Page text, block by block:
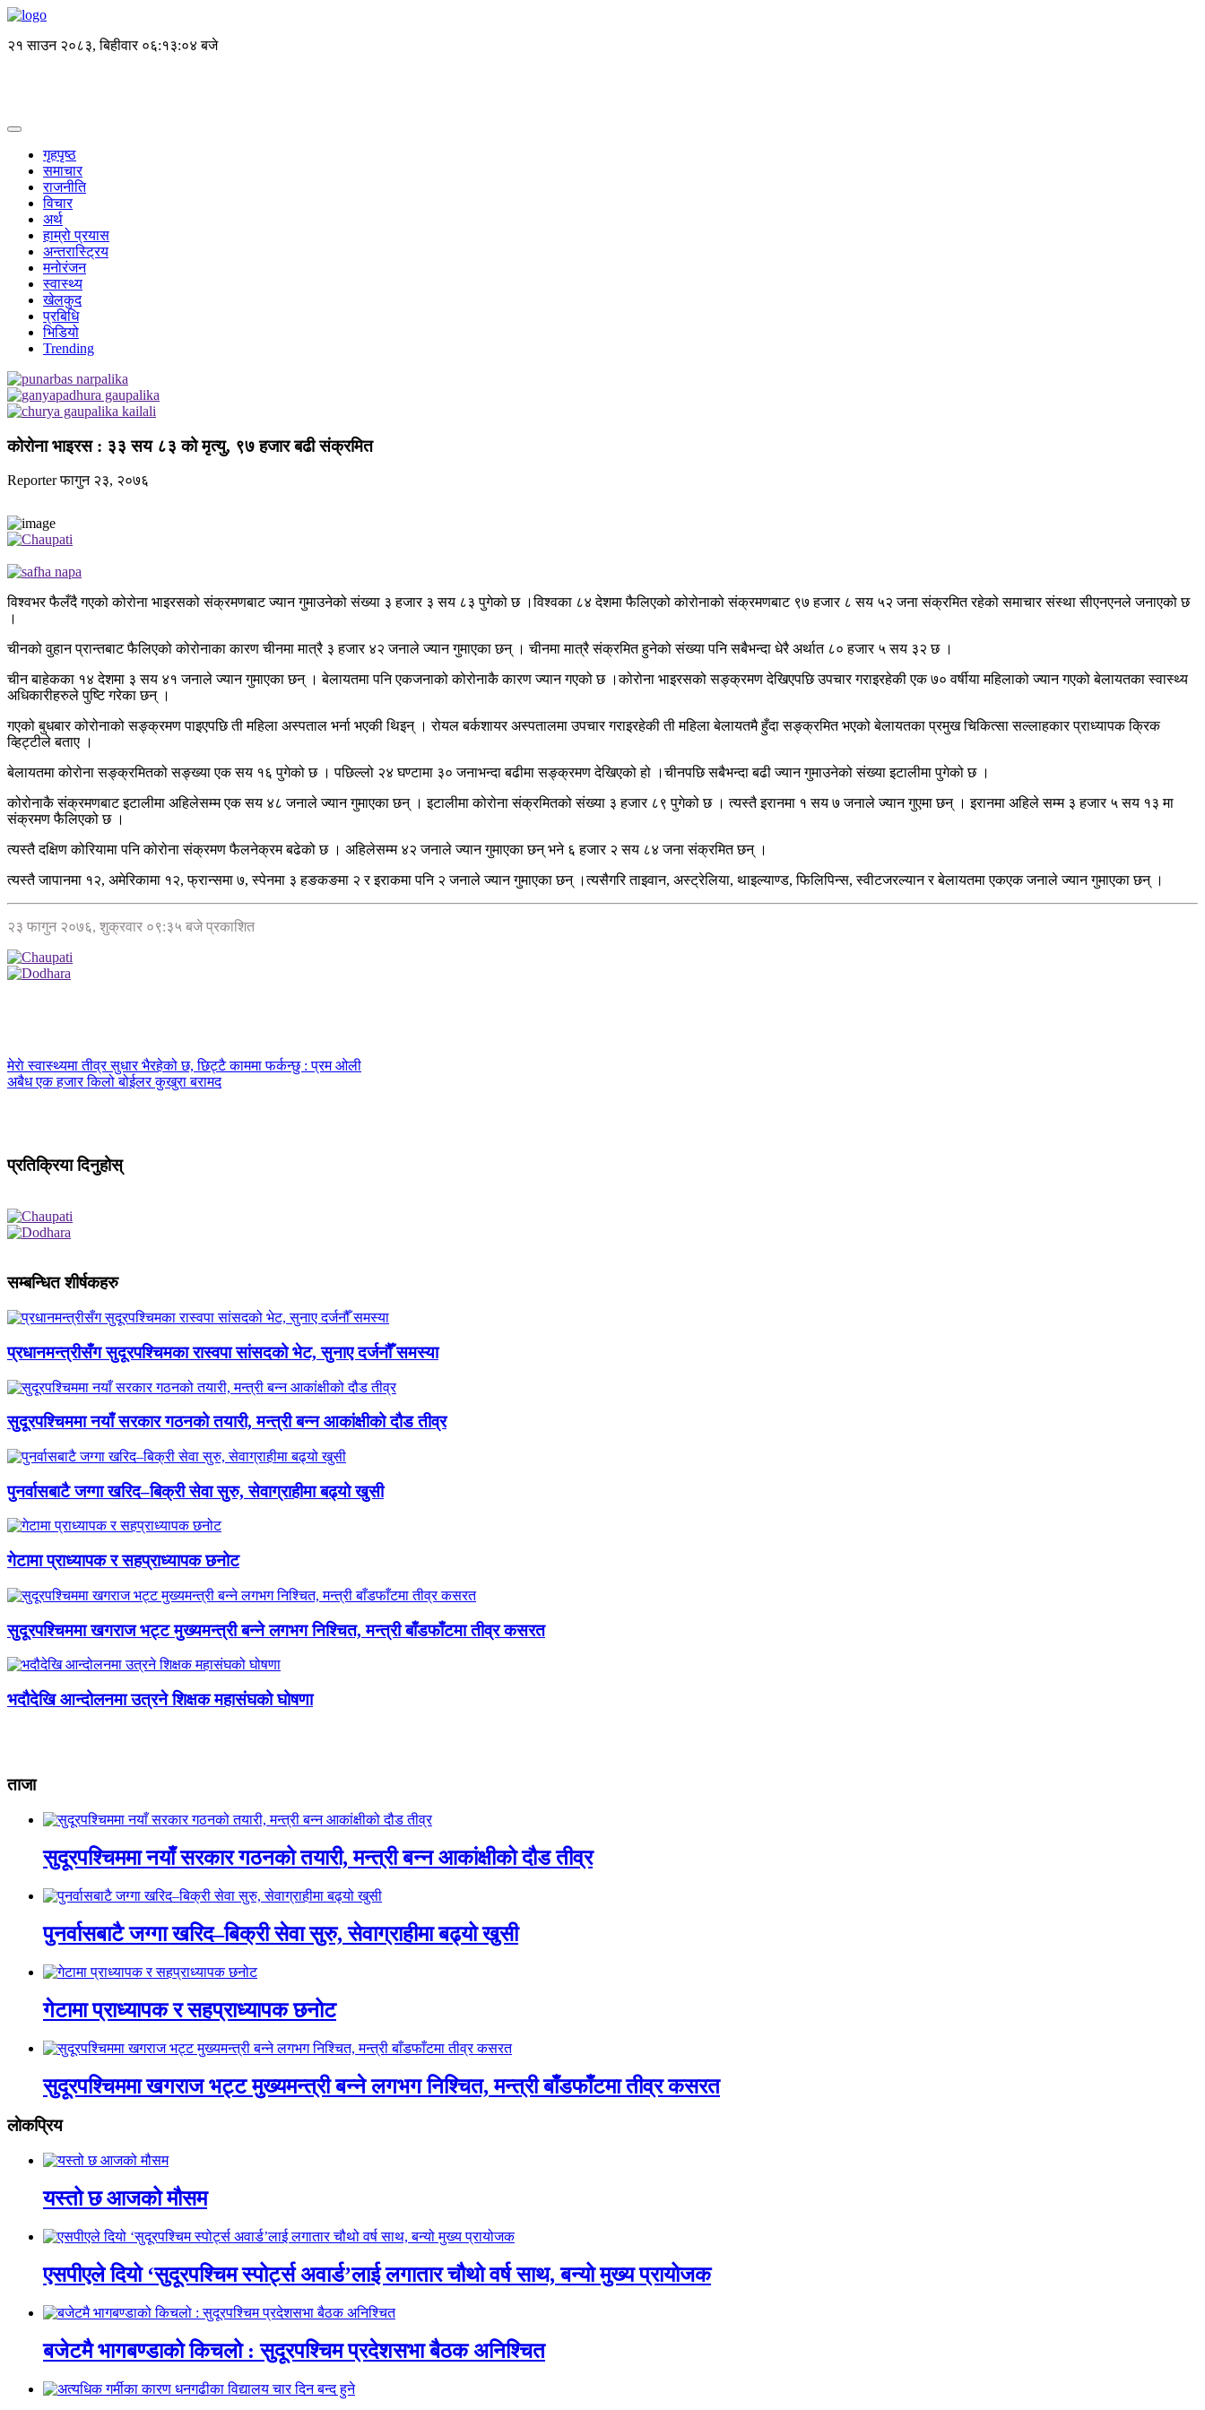
२१ साउन २०८३, बिहीवार ०६:१३:०५ बजे
गृहपृष्ठ
समाचार
राजनीति
विचार
अर्थ
हाम्रो प्रयास
अन्तरास्ट्रिय
मनोरंजन
स्वास्थ्य
खेलकुद
प्रबिधि
भिडियो
Trending
कोरोना भाइरस : ३३ सय ८३ को मृत्यु, ९७ हजार बढी संक्रमित
Reporterफागुन २३, २०७६
विश्वभर फैलँदै गएको कोरोना भाइरसको संक्रमणबाट ज्यान गुमाउनेको संख्या ३ हजार ३ सय ८३ पुगेको छ ।विश्वका ८४ देशमा फैलिएको कोरोनाको संक्रमणबाट ९७ हजार ८ सय ५२ जना संक्रमित रहेको समाचार संस्था सीएनएनले जनाएको छ
।
चीनको वुहान प्रान्तबाट फैलिएको कोरोनाका कारण चीनमा मात्रै ३ हजार ४२ जनाले ज्यान गुमाएका छन् । चीनमा मात्रै संक्रमित हुनेको संख्या पनि सबैभन्दा धेरै अर्थात ८० हजार ५ सय ३२ छ ।
चीन बाहेकका १४ देशमा ३ सय ४१ जनाले ज्यान गुमाएका छन् । बेलायतमा पनि एकजनाको कोरोनाकै कारण ज्यान गएको छ ।कोरोना भाइरसको सङ्क्रमण देखिएपछि उपचार गराइरहेकी एक ७० वर्षीया महिलाको ज्यान गएको बेलायतका स्वास्थ्य
अधिकारीहरुले पुष्टि गरेका छन् ।
गएको बुधबार कोरोनाको सङ्क्रमण पाइएपछि ती महिला अस्पताल भर्ना भएकी थिइन् । रोयल बर्कशायर अस्पतालमा उपचार गराइरहेकी ती महिला बेलायतमै हुँदा सङ्क्रमित भएको बेलायतका प्रमुख चिकित्सा सल्लाहकार प्राध्यापक क्रिक
व्हिट्टीले बताए ।
बेलायतमा कोरोना सङ्क्रमितको सङ्ख्या एक सय १६ पुगेको छ । पछिल्लो २४ घण्टामा ३० जनाभन्दा बढीमा सङ्क्रमण देखिएको हो ।चीनपछि सबैभन्दा बढी ज्यान गुमाउनेको संख्या इटालीमा पुगेको छ ।
कोरोनाकै संक्रमणबाट इटालीमा अहिलेसम्म एक सय ४८ जनाले ज्यान गुमाएका छन् । इटालीमा कोरोना संक्रमितको संख्या ३ हजार ८९ पुगेको छ । त्यस्तै इरानमा १ सय ७ जनाले ज्यान गुएमा छन् । इरानमा अहिले सम्म ३ हजार ५ सय १३ मा
संक्रमण फैलिएको छ ।
त्यस्तै दक्षिण कोरियामा पनि कोरोना संक्रमण फैलनेक्रम बढेको छ । अहिलेसम्म ४२ जनाले ज्यान गुमाएका छन् भने ६ हजार २ सय ८४ जना संक्रमित छन् ।
त्यस्तै जापानमा १२, अमेरिकामा १२, फ्रान्समा ७, स्पेनमा ३ हङकङमा २ र इराकमा पनि २ जनाले ज्यान गुमाएका छन् ।त्यसैगरि ताइवान, अस्ट्रेलिया, थाइल्याण्ड, फिलिपिन्स, स्वीटजरल्यान र बेलायतमा एकएक जनाले ज्यान गुमाएका छन् ।
२३ फागुन २०७६, शुक्रवार ०९:३५ बजे प्रकाशित
मेराे स्वास्थ्यमा तीव्र सुधार भैरहेको छ, छिट्टै काममा फर्कन्छु : प्रम ओली
अबैध एक हजार किलो बोईलर कुखुरा बरामद
प्रतिक्रिया दिनुहोस्
सम्बन्धित शीर्षकहरु
प्रधानमन्त्रीसँग सुदूरपश्चिमका रास्वपा सांसदको भेट, सुनाए दर्जनौँ समस्या
सुदूरपश्चिममा नयाँ सरकार गठनको तयारी, मन्त्री बन्न आकांक्षीको दौड तीव्र
पुनर्वासबाटै जग्गा खरिद–बिक्री सेवा सुरु, सेवाग्राहीमा बढ्यो खुसी
गेटामा प्राध्यापक र सहप्राध्यापक छनोट
सुदूरपश्चिममा खगराज भट्ट मुख्यमन्त्री बन्ने लगभग निश्चित, मन्त्री बाँडफाँटमा तीव्र कसरत
भदौदेखि आन्दोलनमा उत्रने शिक्षक महासंघको घोषणा
ताजा
सुदूरपश्चिममा नयाँ सरकार गठनको तयारी, मन्त्री बन्न आकांक्षीको दौड तीव्र
पुनर्वासबाटै जग्गा खरिद–बिक्री सेवा सुरु, सेवाग्राहीमा बढ्यो खुसी
गेटामा प्राध्यापक र सहप्राध्यापक छनोट
सुदूरपश्चिममा खगराज भट्ट मुख्यमन्त्री बन्ने लगभग निश्चित, मन्त्री बाँडफाँटमा तीव्र कसरत
लाेकप्रिय
यस्तो छ आजको मौसम
एसपीएले दियो ‘सुदूरपश्चिम स्पोर्ट्स अवार्ड’लाई लगातार चौथो वर्ष साथ, बन्यो मुख्य प्रायोजक
बजेटमै भागबण्डाको किचलो : सुदूरपश्चिम प्रदेशसभा बैठक अनिश्चित